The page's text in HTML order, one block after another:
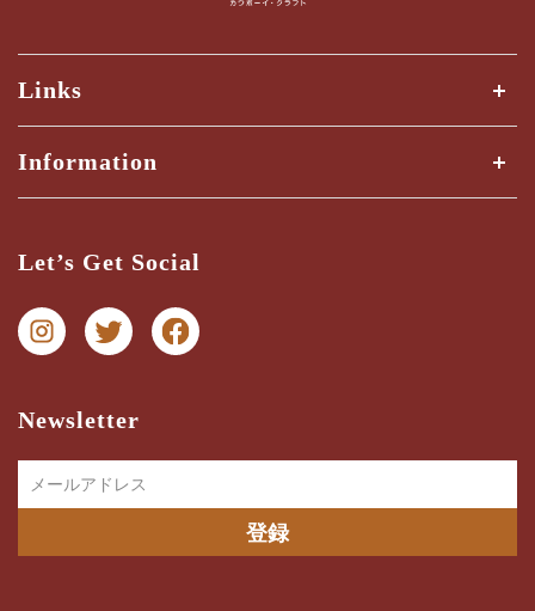
Links
全ての商品
商品検索
Information
納期・配送ガイド
プライバシー
特商法に関する表記
Let’s Get Social
Newsletter
メールアドレス
登録